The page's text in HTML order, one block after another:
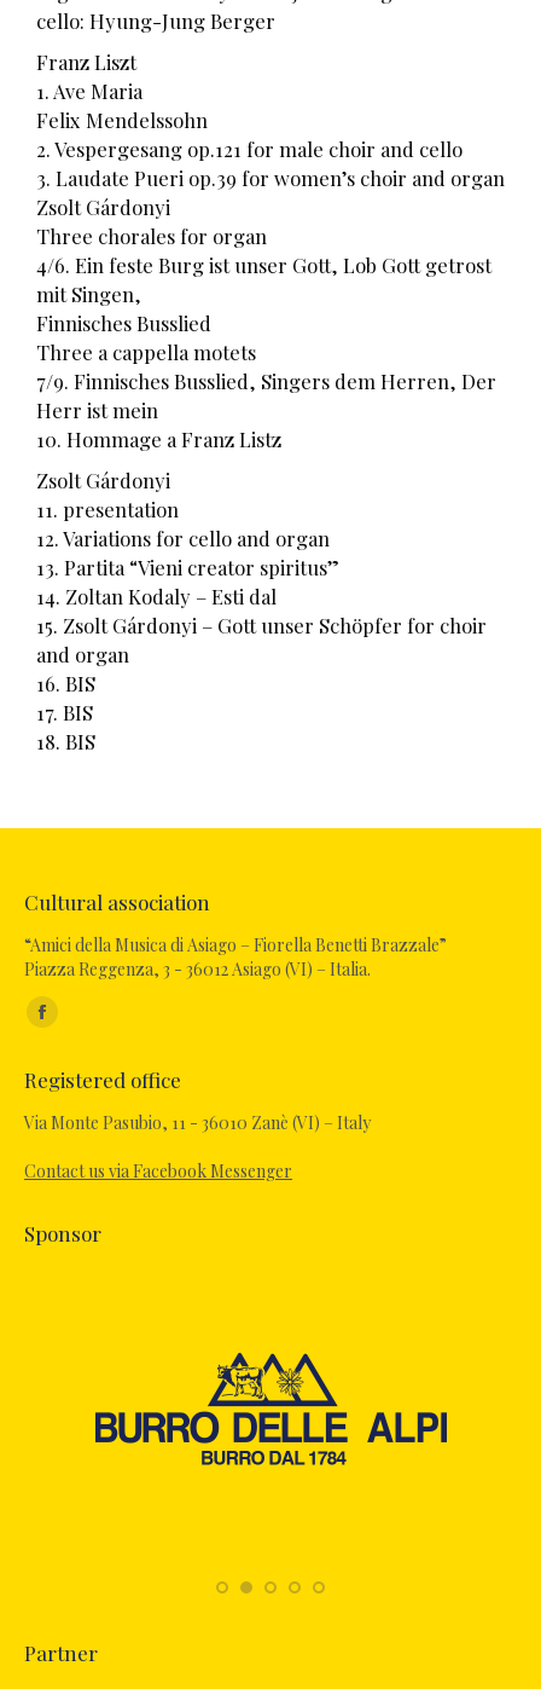
cello: Hyung-Jung Berger
Franz Liszt
1. Ave Maria
Felix Mendelssohn
2. Vespergesang op.121 for male choir and cello
3. Laudate Pueri op.39 for women’s choir and organ
Zsolt Gárdonyi
Three chorales for organ
4/6. Ein feste Burg ist unser Gott, Lob Gott getrost
mit Singen,
Finnisches Busslied
Three a cappella motets
7/9. Finnisches Busslied, Singers dem Herren, Der
Herr ist mein
10. Hommage a Franz Listz
Zsolt Gárdonyi
11. presentation
12. Variations for cello and organ
13. Partita “Vieni creator spiritus”
14. Zoltan Kodaly – Esti dal
15. Zsolt Gárdonyi – Gott unser Schöpfer for choir
and organ
16. BIS
17. BIS
18. BIS
Cultural association
“Amici della Musica di Asiago – Fiorella Benetti Brazzale”
Piazza Reggenza, 3 - 36012 Asiago (VI) – Italia.
Find us on:
Registered office
Via Monte Pasubio, 11 - 36010 Zanè (VI) – Italy
Contact us via Facebook Messenger
Sponsor
Partner